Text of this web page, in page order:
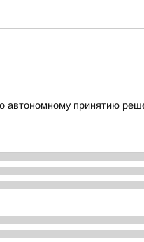
автономному принятию